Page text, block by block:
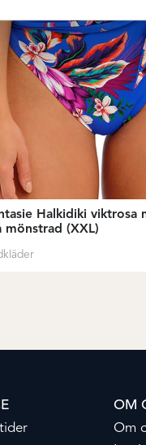
Halkidiki viktrosa
mönstrad (XXL)
OM
Om